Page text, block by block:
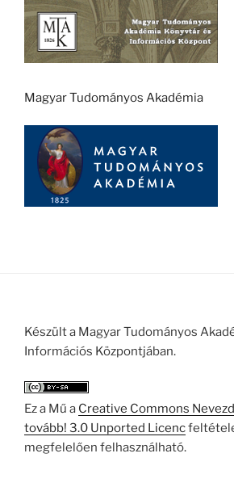
Magyar Tudományos Akadémia
Készült a Magyar Tudományos
Információs Központjában.
Ez a Mű a Creative Commons
tovább! 3.0 Unported Licenc
megfelelően felhasználható.